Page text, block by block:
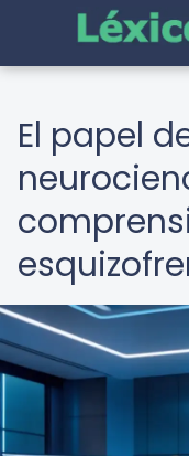
El papel